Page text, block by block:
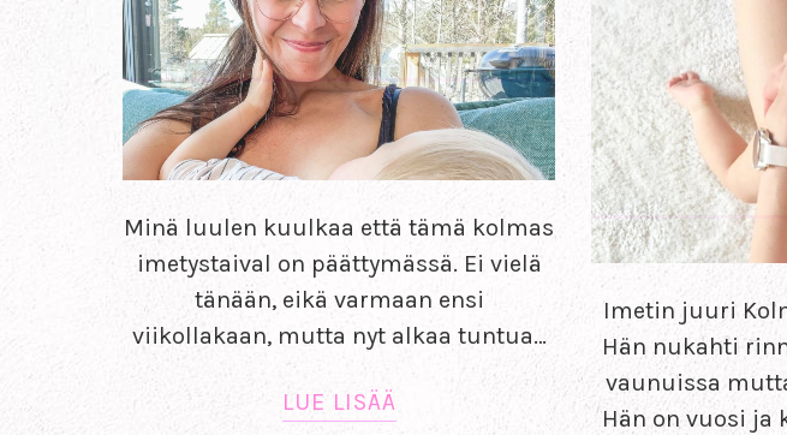
Minä luulen kuulkaa että tämä kolmas
imetystaival on päättymässä. Ei vielä
tänään, eikä varmaan ensi
viikollakaan, mutta nyt alkaa tuntua…
LUE LISÄÄ
Imetin juuri
Hän nukahti
vaunuissa
Hän on vuosi ja